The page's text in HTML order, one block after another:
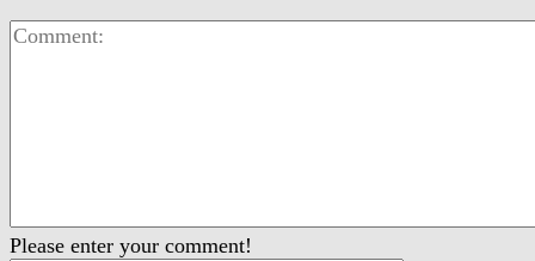
Please enter your comment!